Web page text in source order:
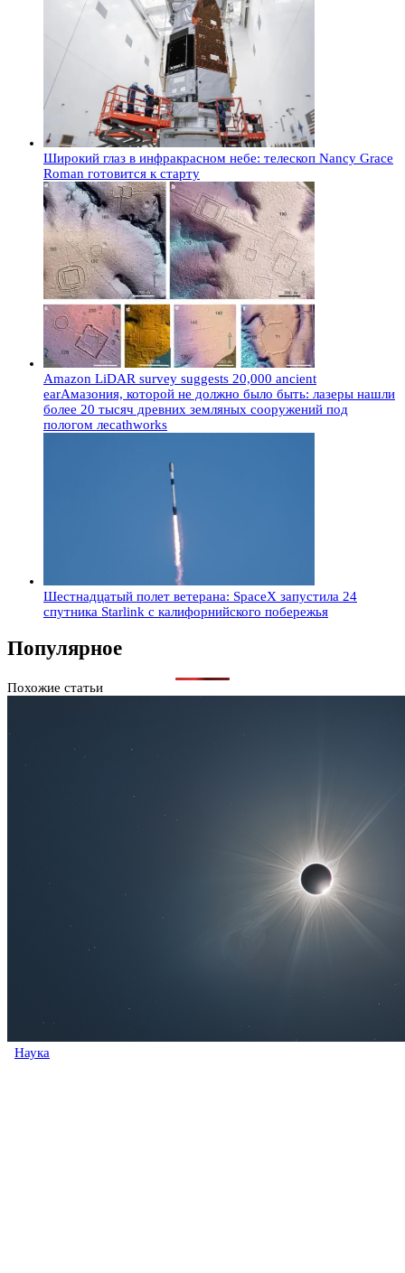
Широкий глаз в инфракрасном небе: телескоп Nancy Grace
Roman готовится к старту
Amazon LiDAR survey suggests 20,000 ancient
earАмазония, которой не должно было быть: лазеры нашли
более 20 тысяч древних земляных сооружений под
пологом лесаthworks
Шестнадцатый полет ветерана: SpaceX запустила 24
спутника Starlink с калифорнийского побережья
Популярное
Похожие статьи
Наука